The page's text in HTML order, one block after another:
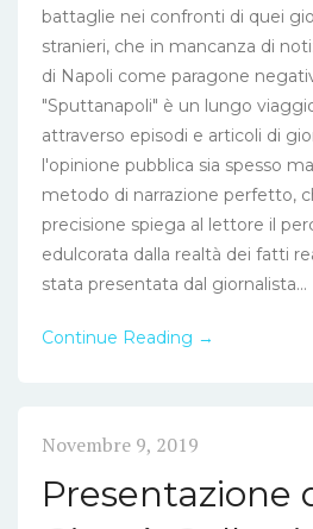
battaglie nei confronti di quei
stranieri, che in mancanza di
di Napoli come paragone
"Sputtanapoli" è un lungo
attraverso episodi e articoli di
l'opinione pubblica sia spesso
metodo di narrazione perfetto,
precisione spiega al lettore il
edulcorata dalla realtà dei fatti
stata presentata dal giornalista...
Continue Reading →
Novembre 9, 2019
Presentazione